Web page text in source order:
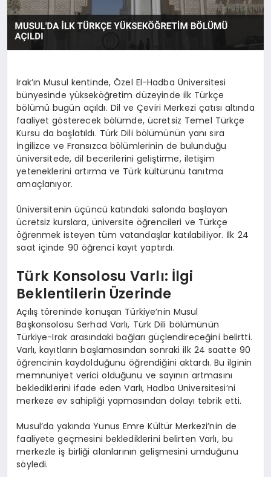
SPOR
Irak’ın Musul kentinde, Özel El-Hadba Üniversitesi
bünyesinde yükseköğretim düzeyinde ilk Türkçe
bölümü bugün açıldı. Dil ve Çeviri Merkezi çatısı altında
faaliyet gösterecek bölümde, ücretsiz Temel Türkçe
Kursu da başlatıldı. Türk Dili bölümünün yanı sıra
İngilizce ve Fransızca bölümlerinin de bulunduğu
üniversitede, dil becerilerini geliştirme, iletişim
yeteneklerini artırma ve Türk kültürünü tanıtma
amaçlanıyor.
Üniversitenin üçüncü katındaki salonda başlayan
ücretsiz kurslara, üniversite öğrencileri ve Türkçe
öğrenmek isteyen tüm vatandaşlar katılabiliyor. İlk 24
saat içinde 90 öğrenci kayıt yaptırdı.
Türk Konsolosu Varlı: İlgi
Beklentilerin Üzerinde
Açılış töreninde konuşan Türkiye’nin Musul
Başkonsolosu Serhad Varlı, Türk Dili bölümünün
Türkiye-Irak arasındaki bağları güçlendireceğini belirtti.
Varlı, kayıtların başlamasından sonraki ilk 24 saatte 90
öğrencinin kaydolduğunu öğrendiğini aktardı. Bu ilginin
memnuniyet verici olduğunu ve sayının artmasını
beklediklerini ifade eden Varlı, Hadba Üniversitesi’ni
merkeze ev sahipliği yapmasından dolayı tebrik etti.
Musul’da yakında Yunus Emre Kültür Merkezi’nin de
faaliyete geçmesini beklediklerini belirten Varlı, bu
merkezle iş birliği alanlarının gelişmesini umduğunu
söyledi.